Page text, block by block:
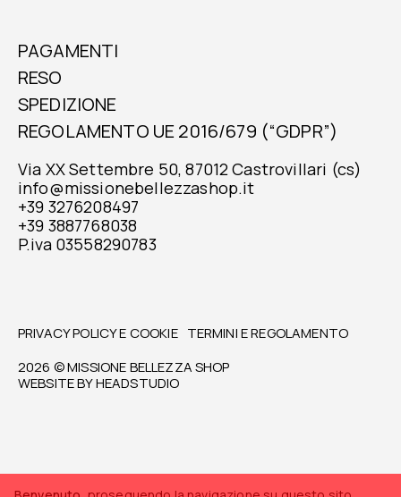
PAGAMENTI
RESO
SPEDIZIONE
REGOLAMENTO UE 2016/679 (“GDPR”)
Via XX Settembre 50, 87012 Castrovillari (cs)
info@missionebellezzashop.it
+39 3276208497
+39 3887768038
P.iva 03558290783
PRIVACY POLICY E COOKIE TERMINI E REGOLAMENTO
2026 © MISSIONE BELLEZZA SHOP
WEBSITE BYHEADSTUDIO